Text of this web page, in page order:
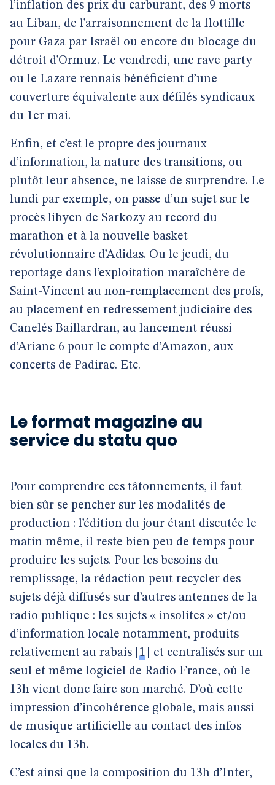
l’inflation des prix du carburant, des 9 morts
au Liban, de l’arraisonnement de la flottille
pour Gaza par Israël ou encore du blocage du
détroit d’Ormuz. Le vendredi, une rave party
ou le Lazare rennais bénéficient d’une
couverture équivalente aux défilés syndicaux
du 1er mai.
Enfin, et c’est le propre des journaux
d’information, la nature des transitions, ou
plutôt leur absence, ne laisse de surprendre. Le
lundi par exemple, on passe d’un sujet sur le
procès libyen de Sarkozy au record du
marathon et à la nouvelle basket
révolutionnaire d’Adidas. Ou le jeudi, du
reportage dans l’exploitation maraîchère de
Saint-Vincent au non-remplacement des profs,
au placement en redressement judiciaire des
Canelés Baillardran, au lancement réussi
d’Ariane 6 pour le compte d’Amazon, aux
concerts de Padirac. Etc.
Le format magazine au
service du statu quo
Pour comprendre ces tâtonnements, il faut
bien sûr se pencher sur les modalités de
production : l’édition du jour étant discutée le
matin même, il reste bien peu de temps pour
produire les sujets. Pour les besoins du
remplissage, la rédaction peut recycler des
sujets déjà diffusés sur d’autres antennes de la
radio publique : les sujets « insolites » et/ou
d’information locale notamment, produits
relativement au rabais 1
et centralisés sur un
seul et même logiciel de Radio France, où le
13h vient donc faire son marché. D’où cette
impression d’incohérence globale, mais aussi
de musique artificielle au contact des infos
locales du 13h.
C’est ainsi que la composition du 13h d’Inter,